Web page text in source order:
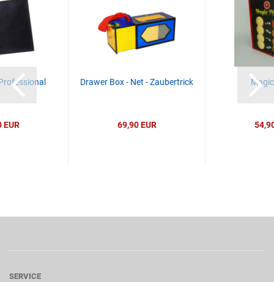
EUR
Drawer Box - Net - Zaubertrick
69,90 EUR
SERVICE